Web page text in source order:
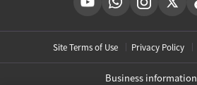
Site Terms of Use Privacy Policy
Business information